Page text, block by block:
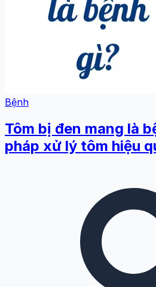
Bệnh
Tôm bị đen mang là
pháp xử lý tôm hiệu